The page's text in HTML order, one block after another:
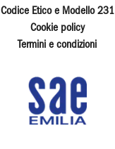
Codice Etico e Modello 231
Cookie policy
Termini e condizioni